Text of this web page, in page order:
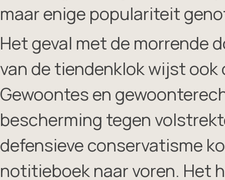
maar enige populariteit
Het geval met de morrende
van de tiendenklok wijst
Gewoontes en
bescherming tegen
defensieve conservatisme
notitieboek naar voren. Het